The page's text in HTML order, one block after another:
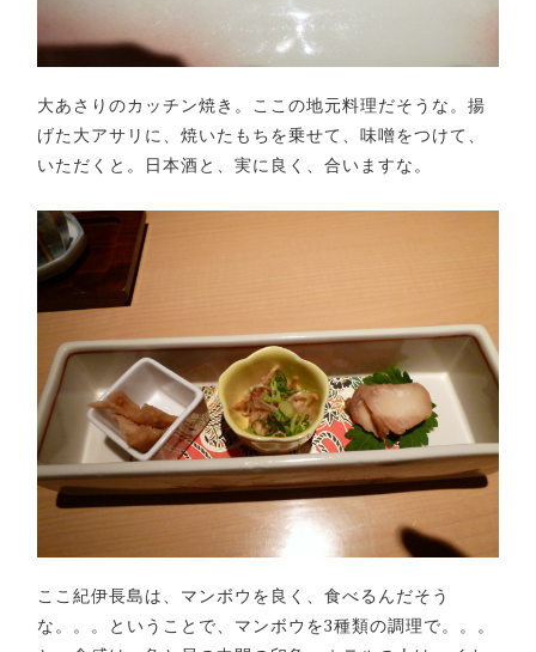
大あさりのカッチン焼き。ここの地元料理だそうな。揚
げた大アサリに、焼いたもちを乗せて、味噌をつけて、
いただくと。日本酒と、実に良く、合いますな。
ここ紀伊長島は、マンボウを良く、食べるんだそう
な。。。ということで、マンボウを3種類の調理で。。。